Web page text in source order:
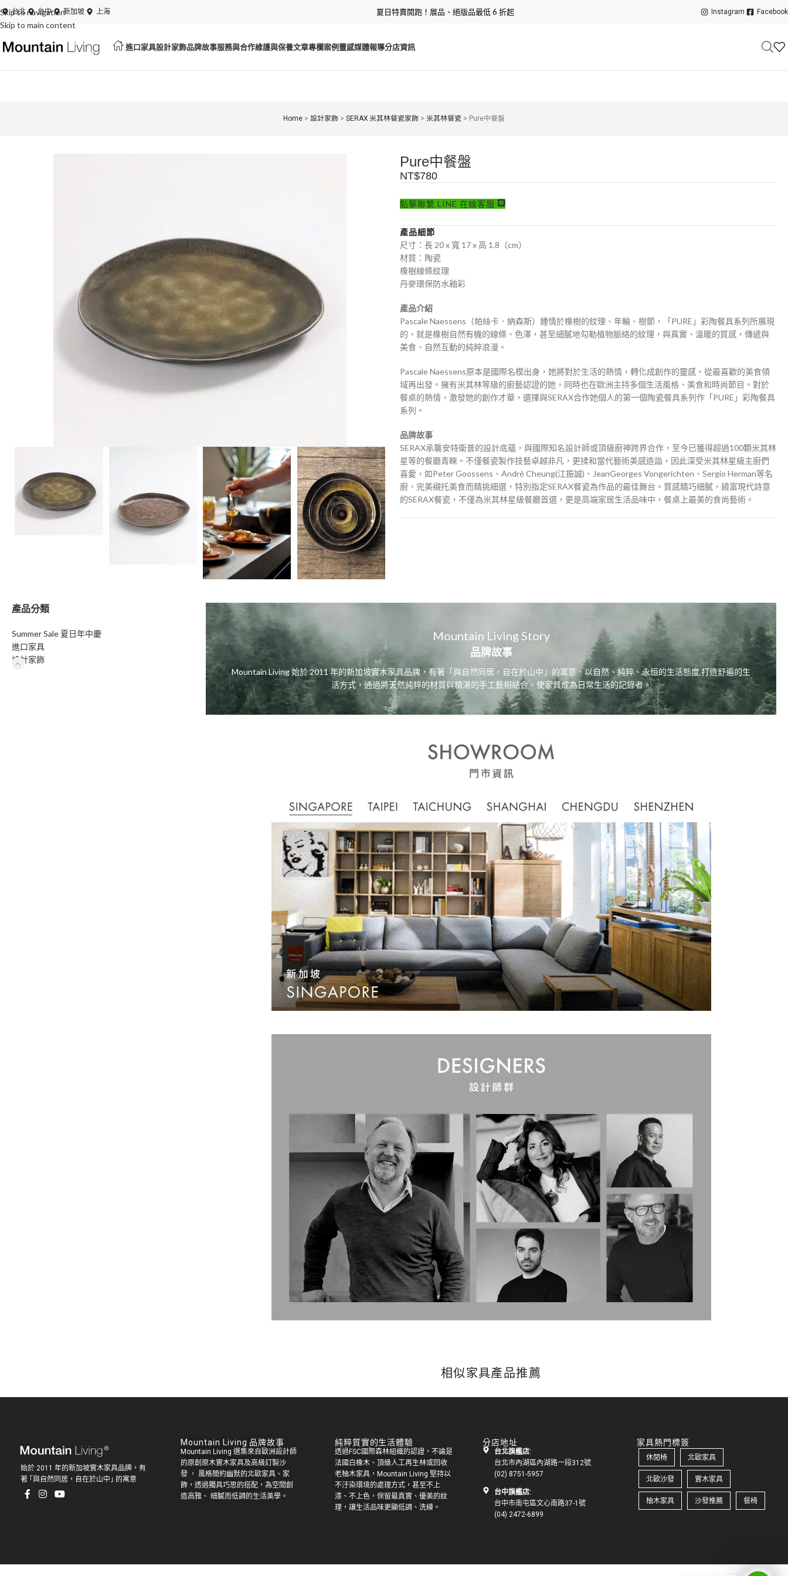
Skip to navigation
Skip to main content
台北 台中 新加坡 上海
夏日特賣開跑！展品、絕版品最低 6 折起 夏日特賣開跑！展品、絕版品最低 6 折起 Instagram Facebook
進口家具設計家飾品牌故事服務與合作維護與保養文章專欄案例靈感媒體報導分店資訊
Home> 設計家飾> SERAX 米其林餐瓷家飾> 米其林餐瓷> Pure中餐盤
Pure中餐盤
NT$780
點擊聯繫 LINE 在線客服
產品細節
尺寸：長 20 x 寬 17 x 高 1.8（cm）
材質：陶瓷
橡樹線條紋理
丹麥環保防水釉彩
產品介紹
Pascale Naessens（帕絲卡．納森斯）鍾情於橡樹的紋理、年輪、樹節，「PURE」彩陶餐具系列所展現
的，就是橡樹自然有機的線條、色澤，甚至細膩地勾勒植物脈絡的紋理，與真實、溫暖的質感，傳遞與
美食、自然互動的純粹浪漫。
Pascale Naessens原本是國際名模出身，她將對於生活的熱情，轉化成創作的靈感，從最喜歡的美食領
域再出發。擁有米其林等級的廚藝認證的她，同時也在歐洲主持多個生活風格、美食和時尚節目。對於
餐桌的熱情，激發她的創作才華，選擇與SERAX合作她個人的第一個陶瓷餐具系列作「PURE」彩陶餐具
系列。
品牌故事
SERAX承襲安特衛普的設計底蘊，與國際知名設計師或頂級廚神跨界合作，至今已獲得超過100顆米其林
星等的餐廳青睞。不僅餐瓷製作技藝卓越非凡，更揉和當代藝術美感造詣，因此深受米其林星級主廚們
喜愛，如Peter Goossens、André Cheung(江振誠)、JeanGeorges Vongerichten、Sergio Herman等名
廚，完美襯托美食而精挑細選，特別指定SERAX餐瓷為作品的最佳舞台。質感精巧細膩，饒富現代詩意
的SERAX餐瓷，不僅為米其林星級餐廳首選，更是高端家居生活品味中，餐桌上最美的食尚藝術。
產品分類
Summer Sale 夏日年中慶
進口家具
設計家飾
Mountain Living Story
品牌故事
Mountain Living 始於 2011 年的新加坡實木家具品牌，有著「與自然同居，自在於山中」的寓意，以自然、純粹、永恒的生活態度,打造舒遍的生
活方式，通過將天然純粹的材質與精湛的手工藝相結合，使家具成為日常生活的記錄者。
相似家具產品推薦
始於 2011 年的新加坡實木家具品牌，有
著 ｢與自然同居，自在於山中｣ 的寓意
Mountain Living 品牌故事
Mountain Living 選集來自歐洲設計師
的原創 原木實木家具及高級訂製沙
發， 風格簡約幽默的北歐家具、家
飾，透過獨具巧思的搭配，為空間創
造高雅、 細膩而低調的生活美學。
純粹質實的生活體驗
透過FSC國際森林組織的認證，不論是
法國白橡木、頂級人工再生林或回收
老柚木家具，Mountain Living 堅持以
不汙染環境的處理方式，甚至不上
漆、不上色，保留最真實、優美的紋
理，讓生活品味更顯低調、洗練。
分店地址
台北旗艦店:
台北市內湖區內湖路一段312號
(02) 8751-5957
台中旗艦店:
台中市南屯區文心南路37-1號
(04) 2472-6899
家具熱門標簽
休閒椅 北歐家具
北歐沙發 實木家具
柚木家具 沙發推薦 餐椅